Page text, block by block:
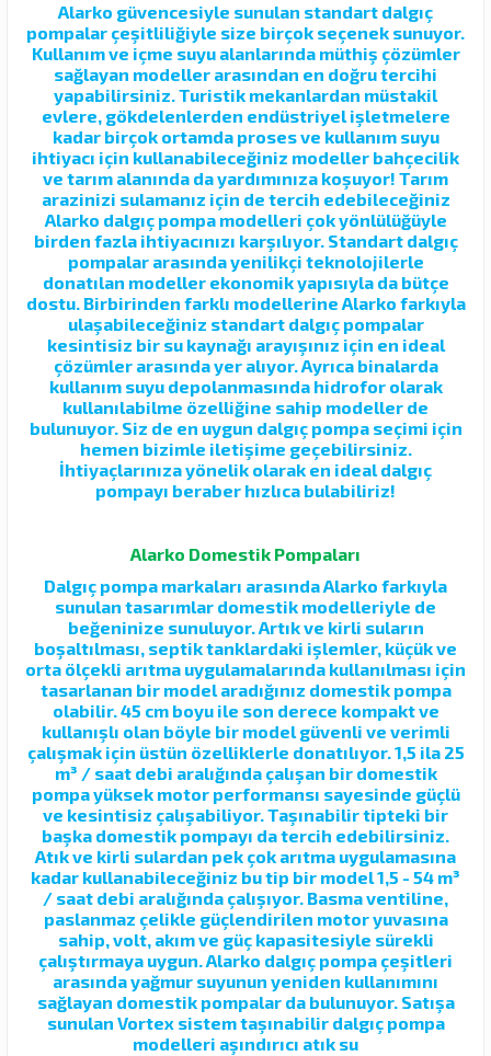
Alarko güvencesiyle sunulan standart dalgıç
pompalar çeşitliliğiyle size birçok seçenek sunuyor.
Kullanım ve içme suyu alanlarında müthiş çözümler
sağlayan modeller arasından en doğru tercihi
yapabilirsiniz. Turistik mekanlardan müstakil
evlere, gökdelenlerden endüstriyel işletmelere
kadar birçok ortamda proses ve kullanım suyu
ihtiyacı için kullanabileceğiniz modeller bahçecilik
ve tarım alanında da yardımınıza koşuyor! Tarım
arazinizi sulamanız için de tercih edebileceğiniz
Alarko dalgıç pompa modelleri çok yönlülüğüyle
birden fazla ihtiyacınızı karşılıyor. Standart dalgıç
pompalar arasında yenilikçi teknolojilerle
donatılan modeller ekonomik yapısıyla da bütçe
dostu. Birbirinden farklı modellerine Alarko farkıyla
ulaşabileceğiniz standart dalgıç pompalar
kesintisiz bir su kaynağı arayışınız için en ideal
çözümler arasında yer alıyor. Ayrıca binalarda
kullanım suyu depolanmasında hidrofor olarak
kullanılabilme özelliğine sahip modeller de
bulunuyor. Siz de en uygun dalgıç pompa seçimi için
hemen bizimle iletişime geçebilirsiniz.
İhtiyaçlarınıza yönelik olarak en ideal dalgıç
pompayı beraber hızlıca bulabiliriz!
Alarko Domestik Pompaları
Dalgıç pompa markaları arasında Alarko farkıyla
sunulan tasarımlar domestik modelleriyle de
beğeninize sunuluyor. Artık ve kirli suların
boşaltılması, septik tanklardaki işlemler, küçük ve
orta ölçekli arıtma uygulamalarında kullanılması için
tasarlanan bir model aradığınız domestik pompa
olabilir. 45 cm boyu ile son derece kompakt ve
kullanışlı olan böyle bir model güvenli ve verimli
çalışmak için üstün özelliklerle donatılıyor. 1,5 ila 25
m³ / saat debi aralığında çalışan bir domestik
pompa yüksek motor performansı sayesinde güçlü
ve kesintisiz çalışabiliyor. Taşınabilir tipteki bir
başka domestik pompayı da tercih edebilirsiniz.
Atık ve kirli sulardan pek çok arıtma uygulamasına
kadar kullanabileceğiniz bu tip bir model 1,5 - 54 m³
/ saat debi aralığında çalışıyor. Basma ventiline,
paslanmaz çelikle güçlendirilen motor yuvasına
sahip, volt, akım ve güç kapasitesiyle sürekli
çalıştırmaya uygun. Alarko dalgıç pompa çeşitleri
arasında yağmur suyunun yeniden kullanımını
sağlayan domestik pompalar da bulunuyor. Satışa
sunulan Vortex sistem taşınabilir dalgıç pompa
modelleri aşındırıcı atık su